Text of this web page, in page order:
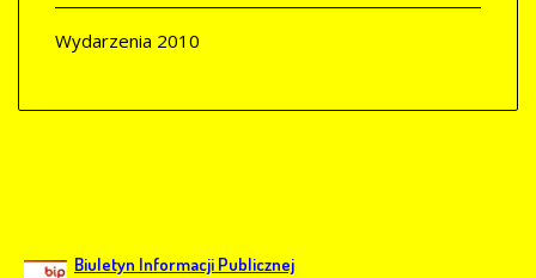
Wydarzenia 2010
Biuletyn Informacji Publicznej